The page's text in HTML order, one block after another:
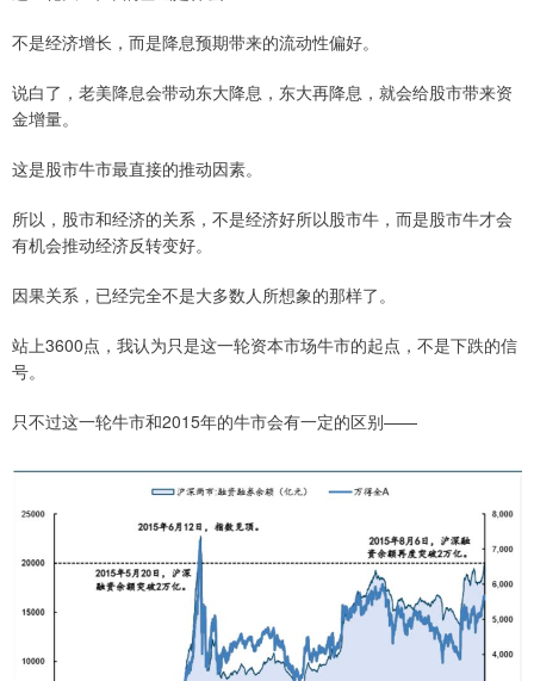
不是经济增长，而是降息预期带来的流动性偏好。
说白了，老美降息会带动东大降息，东大再降息，就会给股市带来资
金增量。
这是股市牛市最直接的推动因素。
所以，股市和经济的关系，不是经济好所以股市牛，而是股市牛才会
有机会推动经济反转变好。
因果关系，已经完全不是大多数人所想象的那样了。
站上3600点，我认为只是这一轮资本市场牛市的起点，不是下跌的信
号。
只不过这一轮牛市和2015年的牛市会有一定的区别——